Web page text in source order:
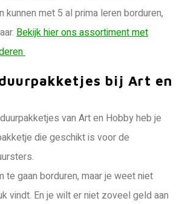
kunnen met 5 al prima leren borduren,
Bekijk hier ons assortiment met
bij Art en
van Art en Hobby heb je
die geschikt is voor de
te gaan borduren, maar je weet niet
vindt. En je wilt er niet zoveel geld aan